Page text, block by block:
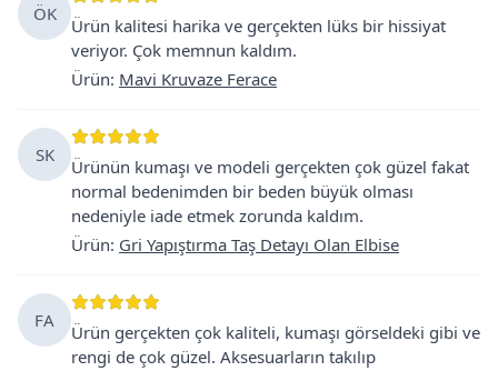
ÖK
Ürün kalitesi harika ve gerçekten lüks bir hissiyat
veriyor. Çok memnun kaldım.
Ürün: Mavi Kruvaze Ferace
SK
Ürünün kumaşı ve modeli gerçekten çok güzel fakat
normal bedenimden bir beden büyük olması
nedeniyle iade etmek zorunda kaldım.
Ürün: Gri Yapıştırma Taş Detayı Olan Elbise
FA
Ürün gerçekten çok kaliteli, kumaşı görseldeki gibi ve
rengi de çok güzel. Aksesuarların takılıp